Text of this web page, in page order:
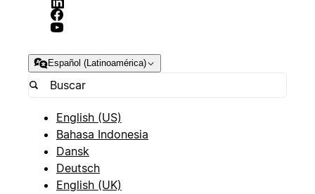
Español (Latinoamérica)
English (US)
Bahasa Indonesia
Dansk
Deutsch
English (UK)